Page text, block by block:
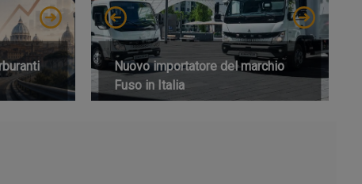
Nuovo importatore del marchio
Fuso in Italia